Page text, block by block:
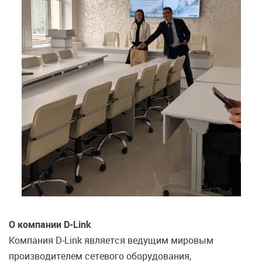
О компании D-Link
Компания D-Link является ведущим мировым
производителем сетевого оборудования,